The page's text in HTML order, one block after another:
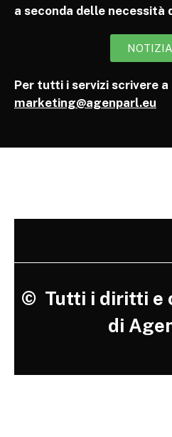
a seconda delle necessità
Per tutti i servizi scrivere a
marketing@agenparl.eu
© Tutti i diritti e
di